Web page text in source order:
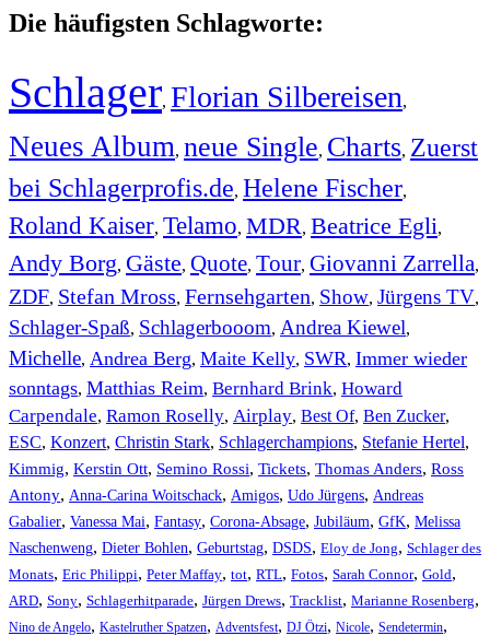
Die häufigsten Schlagworte:
Schlager, Florian Silbereisen,
Neues Album, neue Single, Charts, Zuerst
bei Schlagerprofis.de, Helene Fischer,
Roland Kaiser, Telamo, MDR, Beatrice Egli,
Andy Borg, Gäste, Quote, Tour, Giovanni Zarrella,
ZDF, Stefan Mross, Fernsehgarten, Show, Jürgens TV,
Schlager-Spaß, Schlagerbooom, Andrea Kiewel,
Michelle, Andrea Berg, Maite Kelly, SWR, Immer wieder
sonntags, Matthias Reim, Bernhard Brink, Howard
Carpendale, Ramon Roselly, Airplay, Best Of, Ben Zucker,
ESC, Konzert, Christin Stark, Schlagerchampions, Stefanie Hertel,
Kimmig, Kerstin Ott, Semino Rossi, Tickets, Thomas Anders, Ross
Antony, Anna-Carina Woitschack, Amigos, Udo Jürgens, Andreas
Gabalier, Vanessa Mai, Fantasy, Corona-Absage, Jubiläum, GfK, Melissa
Naschenweng, Dieter Bohlen, Geburtstag, DSDS, Eloy de Jong, Schlager des
Monats, Eric Philippi, Peter Maffay, tot, RTL, Fotos, Sarah Connor, Gold,
ARD, Sony, Schlagerhitparade, Jürgen Drews, Tracklist, Marianne Rosenberg,
Nino de Angelo, Kastelruther Spatzen, Adventsfest, DJ Ötzi, Nicole, Sendetermin,